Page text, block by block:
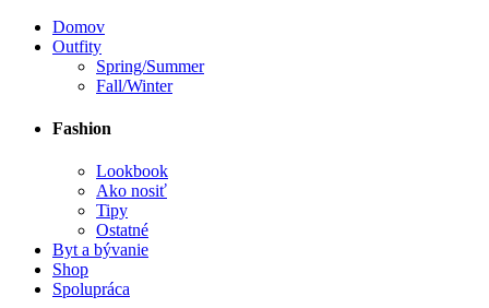
Domov
Outfity
Spring/Summer
Fall/Winter
Fashion
Lookbook
Ako nosiť
Tipy
Ostatné
Byt a bývanie
Shop
Spolupráca